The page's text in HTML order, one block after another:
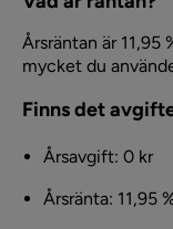
Årsräntan är 11,95
mycket du
Finns det
Årsavgift: 0 kr
Årsränta: 11,95